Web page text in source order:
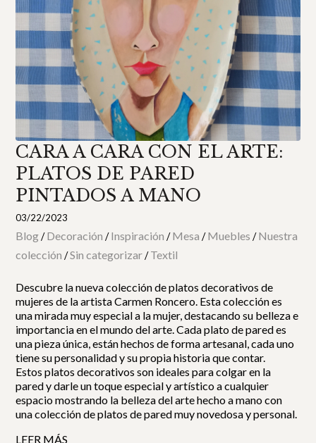
CARA A CARA CON EL ARTE:
PLATOS DE PARED
PINTADOS A MANO
03/22/2023
Blog/Decoración /Inspiración /Mesa /Muebles /Nuestra
colección /Sin categorizar/Textil
Descubre la nueva colección de platos decorativos de
mujeres de la artista Carmen Roncero. Esta colección es
una mirada muy especial a la mujer, destacando su belleza e
importancia en el mundo del arte. Cada plato de pared es
una pieza única, están hechos de forma artesanal, cada uno
tiene su personalidad y su propia historia que contar.
Estos platos decorativos son ideales para colgar en la
pared y darle un toque especial y artístico a cualquier
espacio mostrando la belleza del arte hecho a mano con
una colección de platos de pared muy novedosa y personal.
LEER MÁS